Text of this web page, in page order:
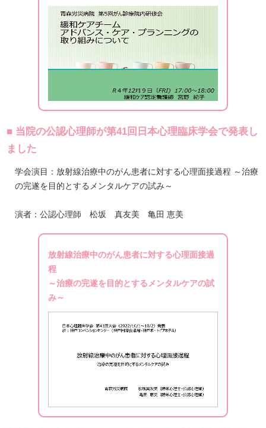
■ 当院の公認心理師が第41回日本心理臨床学会で発表し
ました
学会演目：放射線治療中のがん患者に対する心理面接過程 ～治療
の完遂を目的とするメンタルケアの試み～
演者：公認心理師 松坂 真友美 亀田 恵美
放射線治療中のがん患者に対する心理面接過
程
～治療の完遂を目的とするメンタルケアの試
み～